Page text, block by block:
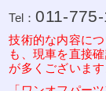
Tel：011-
技術的な内容に
も、現車を直接
が多くございま